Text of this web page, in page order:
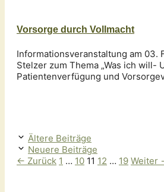
Vorsorge durch Vollmacht
Informationsveranstaltung am 03.
Stelzer zum Thema „Was ich will-
Patientenverfügung und
Ältere Beiträge
Neuere Beiträge
← Zurück Seite
1 … Seite
10 Seite
11 Seite
12 … Seite
19 Weiter